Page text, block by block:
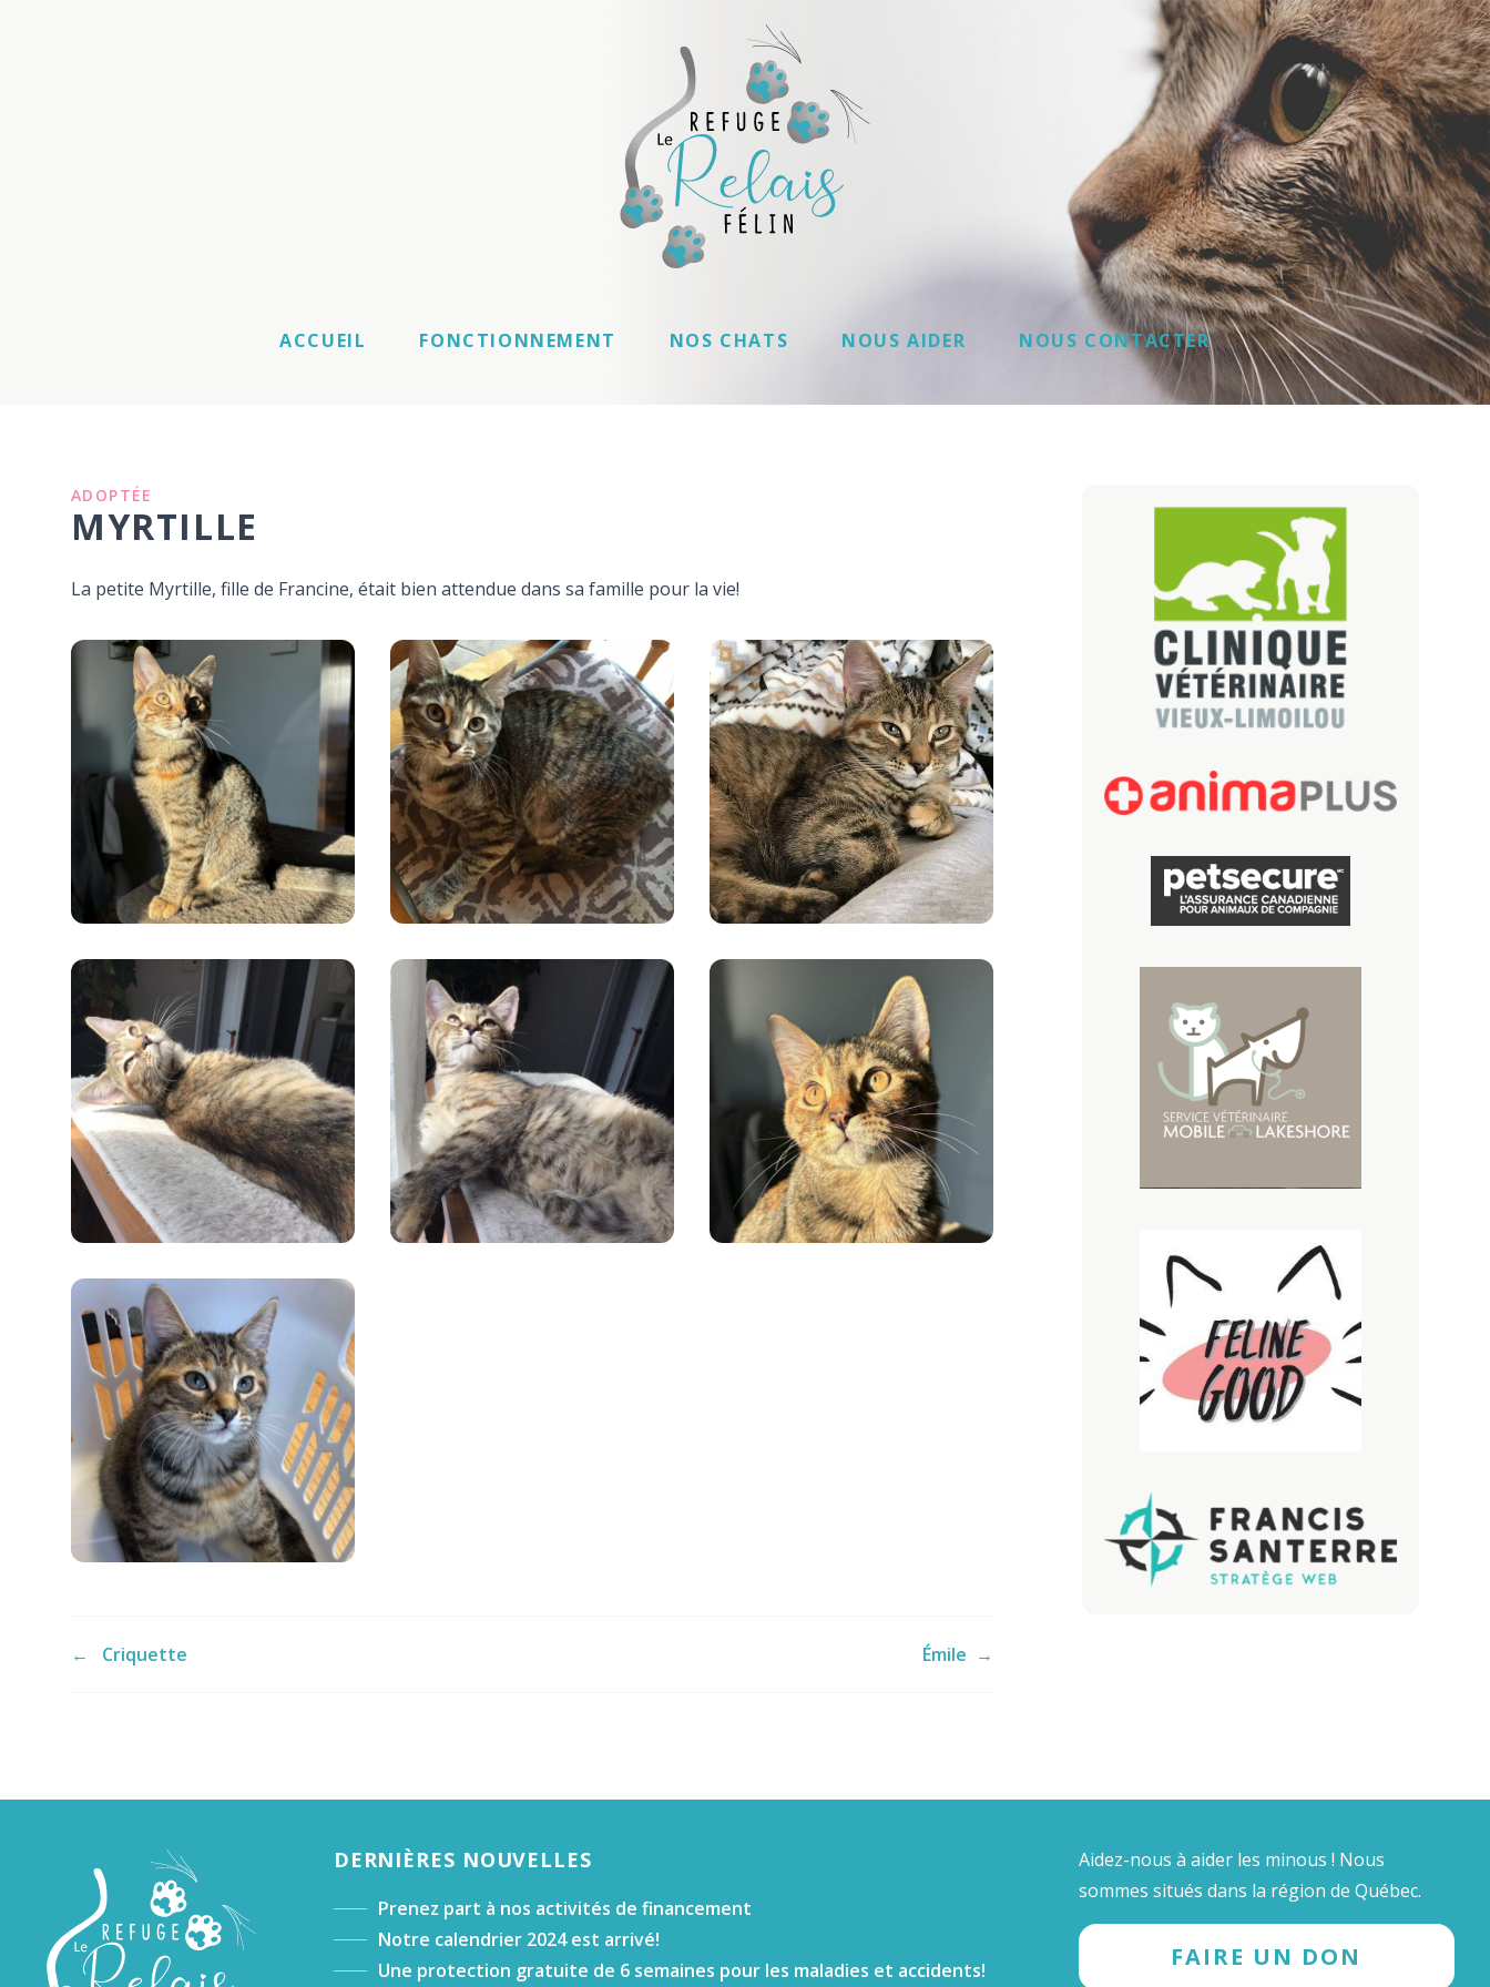
ACCUEIL FONCTIONNEMENT NOS CHATS NOUS AIDER NOUS CONTACTER
ADOPTÉE
MYRTILLE
La petite Myrtille, fille de Francine, était bien attendue dans sa famille pour la vie!
← Criquette Émile →
DERNIÈRES NOUVELLES
Prenez part à nos activités de financement
Notre calendrier 2024 est arrivé!
Une protection gratuite de 6 semaines pour les maladies et accidents!
Aidez-nous à aider les minous ! Nous
sommes situés dans la région de Québec.
FAIRE UN DON